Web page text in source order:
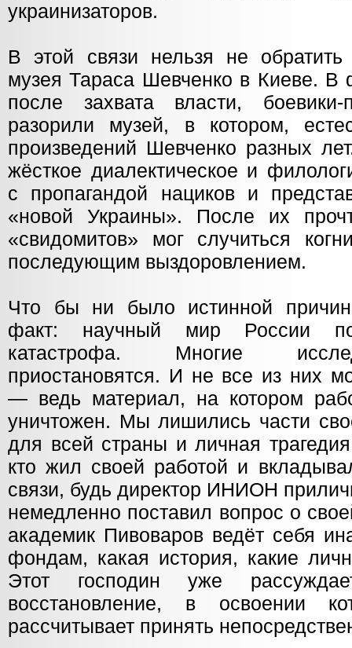
украинизаторов.
В этой связи нельзя не
музея Тараса Шевченко в Киеве. В
после захвата власти,
разорили музей, в котором,
произведений Шевченко разных
жёсткое диалектическое и
с пропагандой нациков и
«новой Украины». После их
«свидомитов» мог случиться
последующим выздоровлением.
Что бы ни было истинной
факт: научный мир России
катастрофа. Многие
приостановятся. И не все из них
— ведь материал, на котором
уничтожен. Мы лишились части
для всей страны и личная
кто жил своей работой и
связи, будь директор ИНИОН
немедленно поставил вопрос о
академик Пивоваров ведёт себя
фондам, какая история, какие
Этот господин уже
восстановление, в освоении
рассчитывает принять